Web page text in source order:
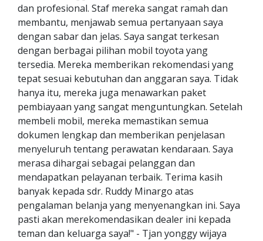
dan profesional. Staf mereka sangat ramah dan
membantu, menjawab semua pertanyaan saya
dengan sabar dan jelas. Saya sangat terkesan
dengan berbagai pilihan mobil toyota yang
tersedia. Mereka memberikan rekomendasi yang
tepat sesuai kebutuhan dan anggaran saya. Tidak
hanya itu, mereka juga menawarkan paket
pembiayaan yang sangat menguntungkan. Setelah
membeli mobil, mereka memastikan semua
dokumen lengkap dan memberikan penjelasan
menyeluruh tentang perawatan kendaraan. Saya
merasa dihargai sebagai pelanggan dan
mendapatkan pelayanan terbaik. Terima kasih
banyak kepada sdr. Ruddy Minargo atas
pengalaman belanja yang menyenangkan ini. Saya
pasti akan merekomendasikan dealer ini kepada
teman dan keluarga saya!" - Tjan yonggy wijaya